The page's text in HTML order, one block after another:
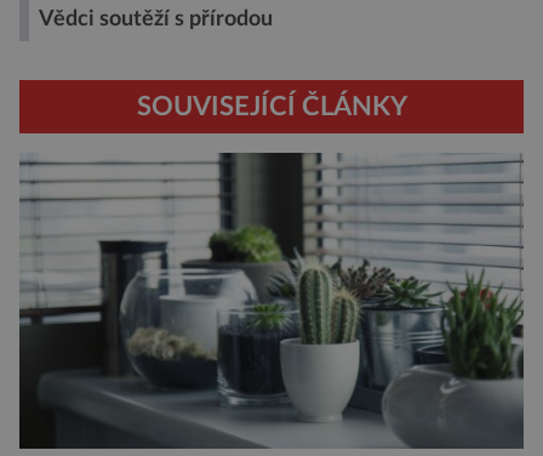
Vědci soutěží s přírodou
SOUVISEJÍCÍ ČLÁNKY